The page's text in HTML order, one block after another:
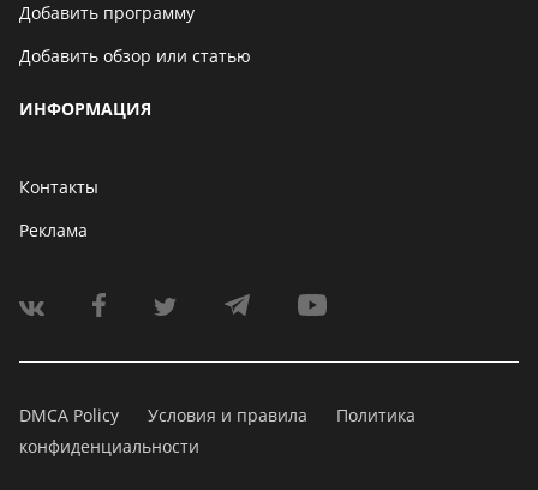
Добавить программу
Добавить обзор или статью
ИНФОРМАЦИЯ
Контакты
Реклама
DMCA Policy Условия и правила
Политика
конфиденциальности